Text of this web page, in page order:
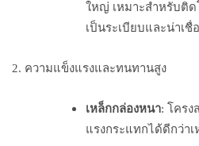
ใหญ่ เหมาะสำหรับติ
เป็นระเบียบและน่าเชื่
2. ความแข็งแรงและทนทานสูง
เหล็กกล่องหนา: โครง
แรงกระแทกได้ดีกว่า